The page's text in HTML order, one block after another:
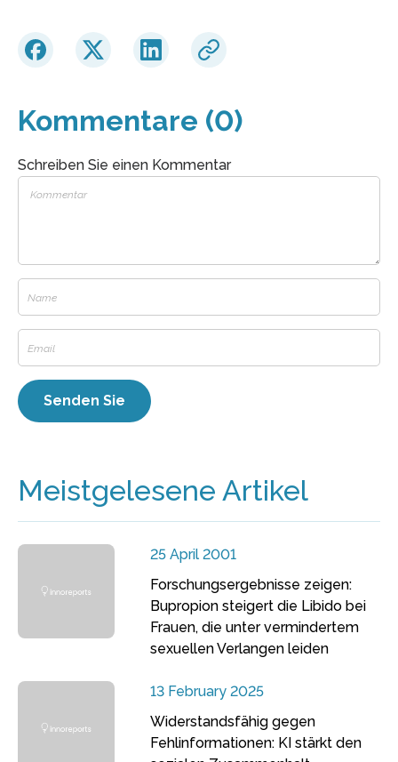
Kommentare (0)
Schreiben Sie einen Kommentar
Meistgelesene Artikel
25 April 2001
Forschungsergebnisse zeigen:
Bupropion steigert die Libido bei
Frauen, die unter vermindertem
sexuellen Verlangen leiden
13 February 2025
Widerstandsfähig gegen
Fehlinformationen: KI stärkt den